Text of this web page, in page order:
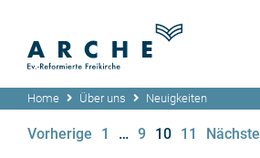
Home Über uns Neuigkeiten
Vorherige 1 … 9 10 11
Nächste